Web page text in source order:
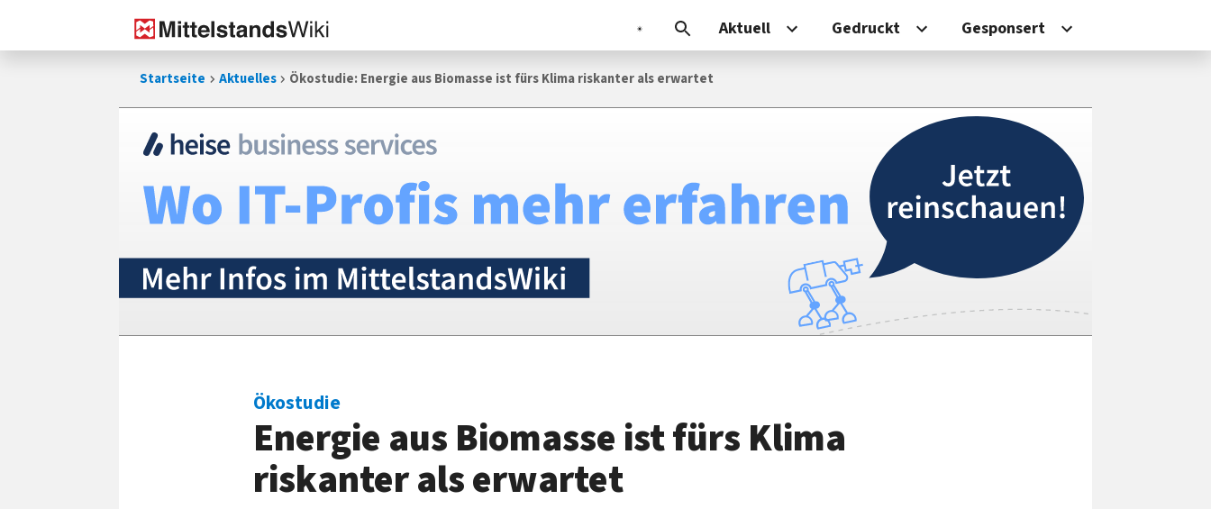
Aktuell Gedruckt Gesponsert
Startseite Aktuelles Ökostudie: Energie aus Biomasse ist fürs Klima riskanter als erwartet
Ökostudie
Energie aus Biomasse ist fürs Klima
riskanter als erwartet